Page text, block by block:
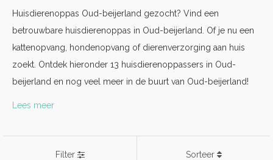
Huisdierenoppas Oud-beijerland gezocht? Vind een
betrouwbare huisdierenoppas in Oud-beijerland. Of je nu een
kattenopvang, hondenopvang of dierenverzorging aan huis
zoekt. Ontdek hieronder 13 huisdierenoppassers in Oud-
beijerland en nog veel meer in de buurt van Oud-beijerland!
Lees meer
Filter Sorteer